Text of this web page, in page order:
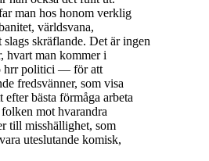
man hos honom verklig
världsvana,
skräflande. Det är ingen
hvart man kommer i
hrr politici — för att
fredsvänner, som visa
bästa förmåga arbeta
mot hvarandra
till misshällighet, som
uteslutande komisk,